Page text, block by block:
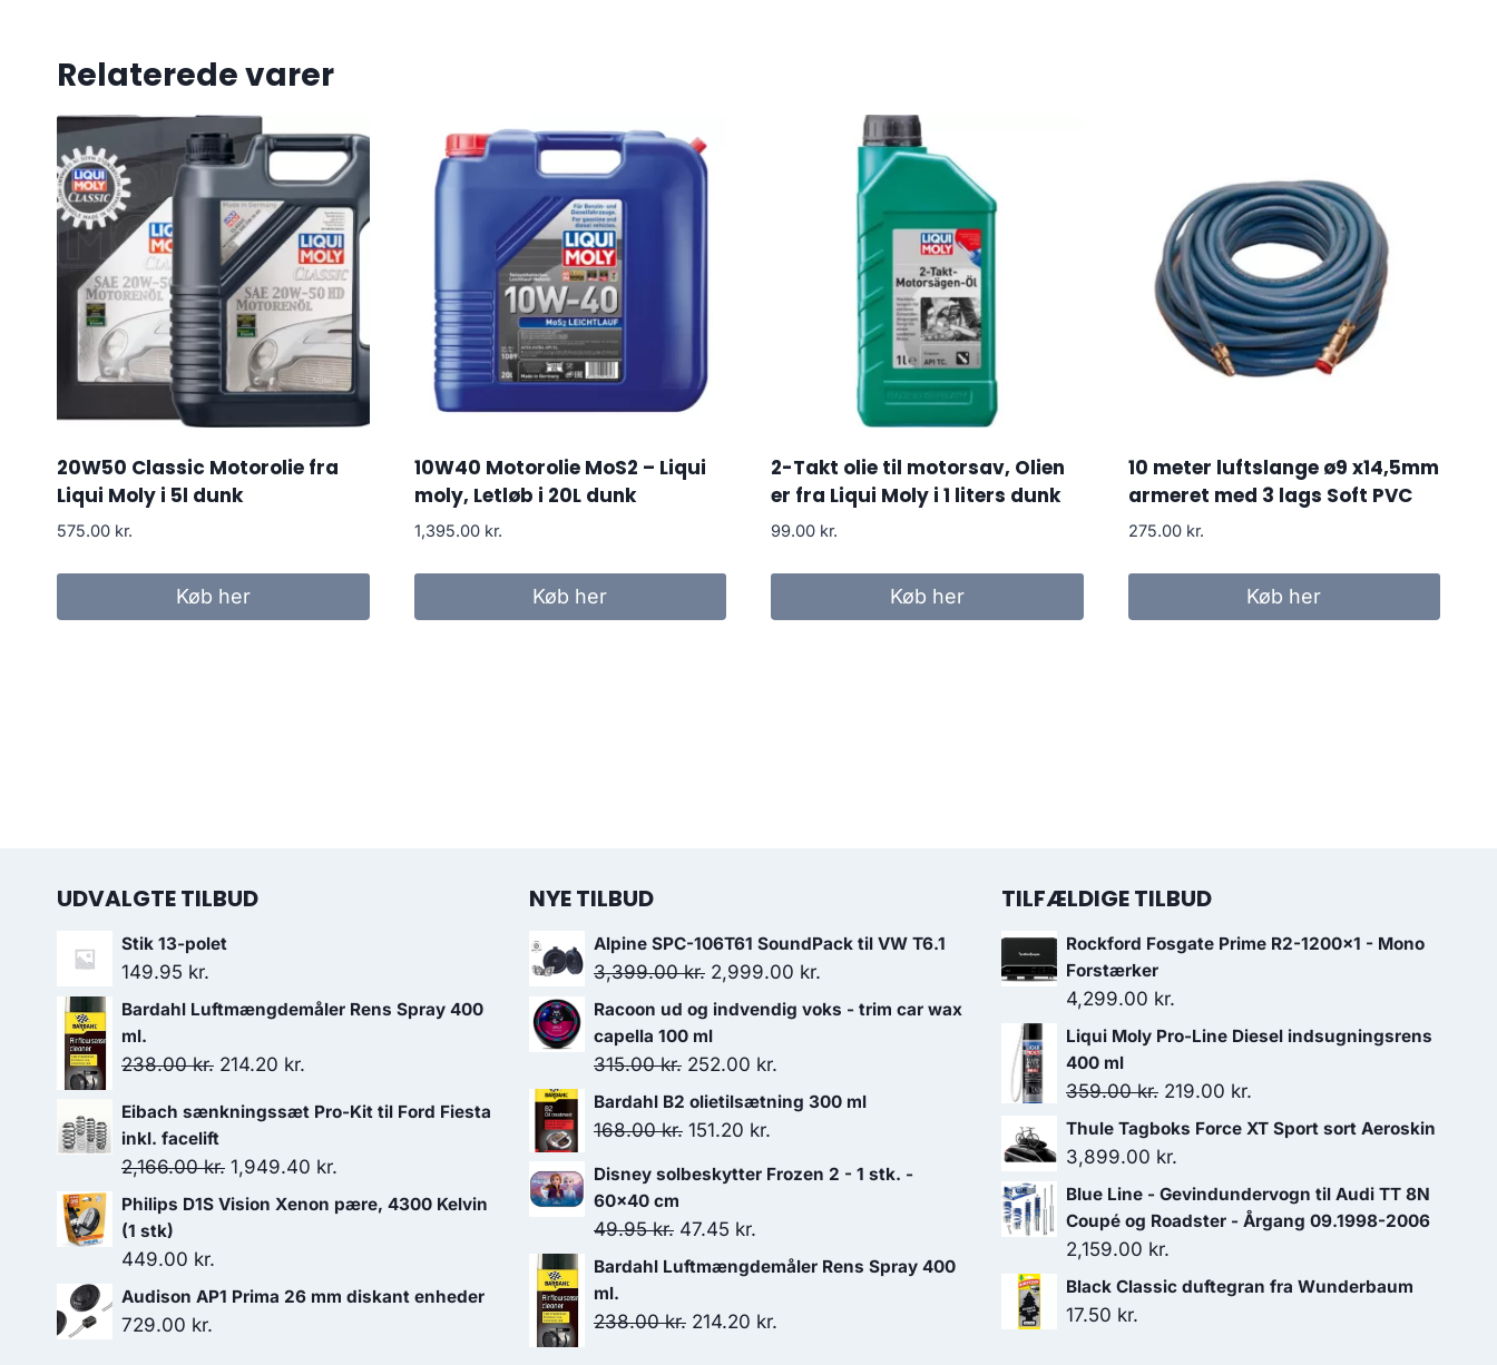
Relaterede varer
20W50 Classic Motorolie fra
Liqui Moly i 5l dunk
575.00 kr.
Køb her
10W40 Motorolie MoS2 – Liqui
moly, Letløb i 20L dunk
1,395.00 kr.
Køb her
2-Takt olie til motorsav, Olien
er fra Liqui Moly i 1 liters dunk
99.00 kr.
Køb her
10 meter luftslange ø9 x14,5mm
armeret med 3 lags Soft PVC
275.00 kr.
Køb her
UDVALGTE TILBUD
Stik 13-polet
149.95 kr.
Bardahl Luftmængdemåler Rens Spray 400
ml.
238.00kr. Den
pris
238.00 kr..
214.20 kr.
pris
Eibach sænkningssæt Pro-Kit til Ford Fiesta
inkl. facelift
2,166.00kr. Den
oprindelige
2,166.00 kr..
1,949.40 kr.
aktuelle
1,949.40 kr..
Philips D1S Vision Xenon pære, 4300 Kelvin
(1 stk)
449.00 kr.
Audison AP1 Prima 26 mm diskant enheder
729.00 kr.
NYE TILBUD
Alpine SPC-106T61 SoundPack til VW T6.1
3,399.00kr. Den
oprindelige
pris
var:
3,399.00 kr..
2,999.00 kr.
aktuelle
2,999.00 kr..
Racoon ud og indvendig voks - trim car wax
capella 100 ml
315.00kr. Den
oprindelige
pris
315.00 kr..
252.00 kr.
aktuelle
252.00 kr..
Bardahl B2 olietilsætning 300 ml
168.00kr. Den
pris
var:
151.20 kr.
pris
Disney solbeskytter Frozen 2 - 1 stk. -
60x40 cm
49.95kr. Den
oprindelige
var:
47.45 kr.
aktuelle
er:
Bardahl Luftmængdemåler Rens Spray 400
ml.
238.00kr. Den
214.20 kr.
TILFÆLDIGE TILBUD
Rockford Fosgate Prime R2-1200x1 - Mono
Forstærker
4,299.00 kr.
Liqui Moly Pro-Line Diesel indsugningsrens
400 ml
359.00kr. Den
oprindelige
pris
359.00 kr..
219.00 kr.
aktuelle
219.00 kr..
Thule Tagboks Force XT Sport sort Aeroskin
3,899.00 kr.
Blue Line - Gevindundervogn til Audi TT 8N
Coupé og Roadster - Årgang 09.1998-2006
2,159.00 kr.
Black Classic duftegran fra Wunderbaum
17.50 kr.